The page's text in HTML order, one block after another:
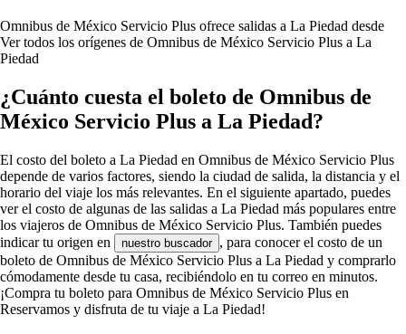
Omnibus de México Servicio Plus ofrece salidas a La Piedad desde
Ver todos los orígenes de Omnibus de México Servicio Plus a La
Piedad
¿Cuánto cuesta el boleto de Omnibus de
México Servicio Plus a La Piedad?
El costo del boleto a La Piedad en Omnibus de México Servicio Plus
depende de varios factores, siendo la ciudad de salida, la distancia y el
horario del viaje los más relevantes. En el siguiente apartado, puedes
ver el costo de algunas de las salidas a La Piedad más populares entre
los viajeros de Omnibus de México Servicio Plus. También puedes
indicar tu origen en
nuestro buscador , para conocer el costo de un
boleto de Omnibus de México Servicio Plus a La Piedad y comprarlo
cómodamente desde tu casa, recibiéndolo en tu correo en minutos.
¡Compra tu boleto para Omnibus de México Servicio Plus en
Reservamos y disfruta de tu viaje a La Piedad!